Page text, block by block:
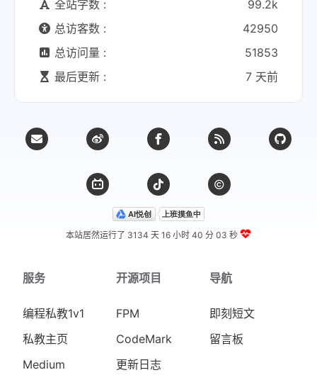
全站字数 :
99.2k
总访客数 :
42950
总访问量 :
51853
最后更新 :
7 天前
本站居然运行了 3134 天 16 小时 40 分 03 秒
服务
编程私教1v1
私教主页
Medium
开源项目
FPM
CodeMark
更新日志
导航
即刻短文
留言板